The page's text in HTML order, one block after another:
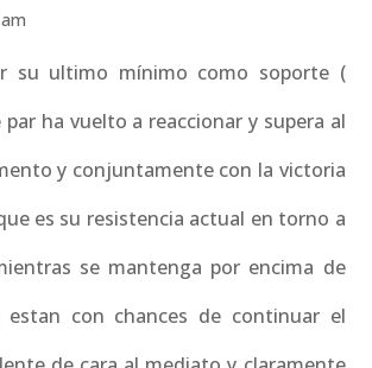
su ultimo mínimo como soporte (
ha vuelto a reaccionar y supera al
y conjuntamente con la victoria
es su resistencia actual en torno a
se mantenga por encima de
estan con chances de continuar el